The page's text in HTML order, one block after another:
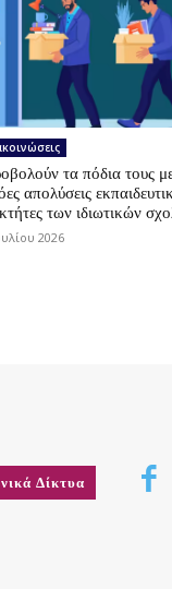
τα πόδια τους
απολύσεις
των ιδιωτικών
2026
Δίκτυα